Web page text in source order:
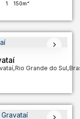
1 150m²
,Rio Grande do Sul,